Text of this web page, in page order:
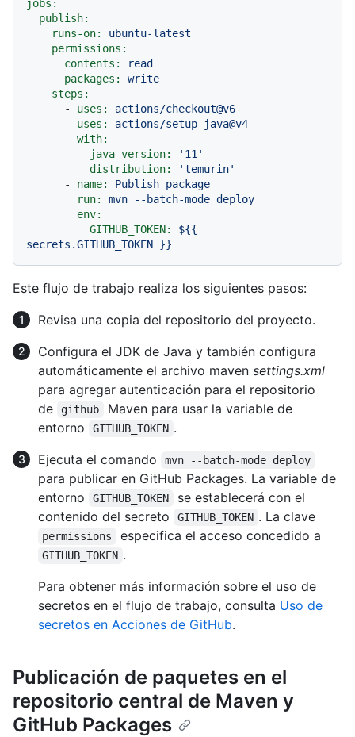
jobs:
publish:
runs-on:
ubuntu-latest
permissions:
contents:
read
packages:
write
steps:
-
uses:
actions/checkout@v6
-
uses:
actions/setup-java@v4
with:
java-version:
'11'
distribution:
'temurin'
-
name: Publish package
run:
mvn --batch-mode deploy
env:
GITHUB_TOKEN:
${{
secrets.GITHUB_TOKEN }}
Este flujo de trabajo realiza los siguientes pasos:
Revisa una copia del repositorio del proyecto.
Configura el JDK de Java y también configura
automáticamente el archivo maven settings.xml
para agregar autenticación para el repositorio
de
github
Maven para usar la variable de
entorno
GITHUB_TOKEN .
Ejecuta el comando
mvn --batch-mode deploy
para publicar en GitHub Packages. La variable de
entorno
GITHUB_TOKEN
se establecerá con el
contenido del secreto
GITHUB_TOKEN . La clave
permissions especifica el acceso concedido a
GITHUB_TOKEN .
Para obtener más información sobre el uso de
secretos en el flujo de trabajo, consulta Uso de
secretos en Acciones de GitHub.
Publicación de paquetes en el
repositorio central de Maven y
GitHub Packages